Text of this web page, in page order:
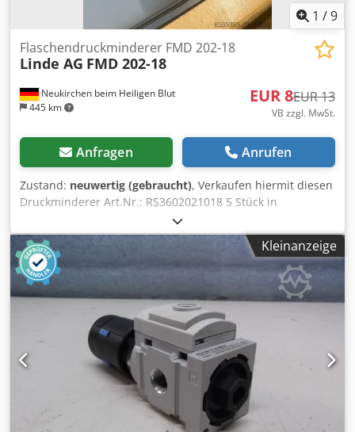
1 /9
Neukirchen beim Heiligen Blut
445 km
Flaschendruckminderer FMD 202-18
Linde AG FMD 202-18
EUR 8EUR 13
VB zzgl. MwSt.
Anfragen Anrufen
Zustand: neuwertig (gebraucht), Verkaufen hiermit diesen
Druckminderer Art.Nr.: RS3602021018 5 Stück in
neuwertigen Zustand vorhanden. Bei kompletter Abnahme
40€ netto. Bedienungsanleitung vorhanden Dsdpfx Aex
Ekruem Sjck Versand möglich Keine Rücknachme oder
Gewährleistung
Kleinanzeige